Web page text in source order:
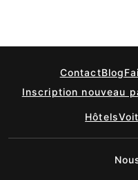
ContactBlog
Inscription nouveau
Hôtels